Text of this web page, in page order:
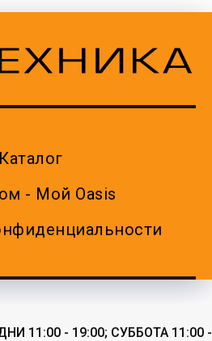
Каталог
- Мой Oasis
11:00 - 19:00; СУББОТА 11:00 -